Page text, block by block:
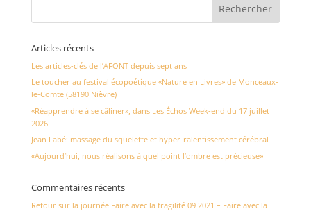
Articles récents
Les articles-clés de l’AFONT depuis sept ans
Le toucher au festival écopoétique «Nature en Livres» de Monceaux-
le-Comte (58190 Nièvre)
«Réapprendre à se câliner», dans Les Échos Week-end du 17 juillet
2026
Jean Labé: massage du squelette et hyper-ralentissement cérébral
«Aujourd’hui, nous réalisons à quel point l’ombre est précieuse»
Commentaires récents
Retour sur la journée Faire avec la fragilité 09 2021 – Faire avec la